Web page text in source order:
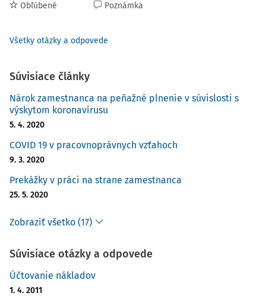
Obľúbené Poznámka
Všetky otázky a odpovede
Súvisiace články
Nárok zamestnanca na peňažné plnenie v súvislosti s
výskytom koronavírusu
5. 4. 2020
COVID 19 v pracovnoprávnych vzťahoch
9. 3. 2020
Prekážky v práci na strane zamestnanca
25. 5. 2020
Zobraziť všetko (17)
Súvisiace otázky a odpovede
Účtovanie nákladov
1. 4. 2011